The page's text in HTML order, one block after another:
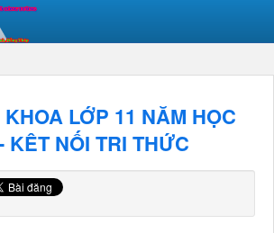
LỚP 11 NĂM HỌC
KÊT NỐI TRI THỨC